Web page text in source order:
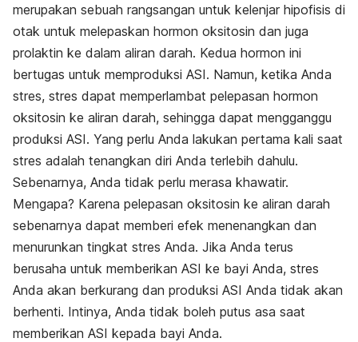
merupakan sebuah rangsangan untuk kelenjar hipofisis di
otak untuk melepaskan hormon oksitosin dan juga
prolaktin ke dalam aliran darah. Kedua hormon ini
bertugas untuk memproduksi ASI. Namun, ketika Anda
stres, stres dapat memperlambat pelepasan hormon
oksitosin ke aliran darah, sehingga dapat mengganggu
produksi ASI. Yang perlu Anda lakukan pertama kali saat
stres adalah tenangkan diri Anda terlebih dahulu.
Sebenarnya, Anda tidak perlu merasa khawatir.
Mengapa? Karena pelepasan oksitosin ke aliran darah
sebenarnya dapat memberi efek menenangkan dan
menurunkan tingkat stres Anda. Jika Anda terus
berusaha untuk memberikan ASI ke bayi Anda, stres
Anda akan berkurang dan produksi ASI Anda tidak akan
berhenti. Intinya, Anda tidak boleh putus asa saat
memberikan ASI kepada bayi Anda.